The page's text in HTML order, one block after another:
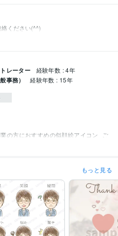
レーター 経験年数 : 4年
事務） 経験年数 : 15年
の方におすすめの似顔絵アイコン
ご
ント
もっと見る